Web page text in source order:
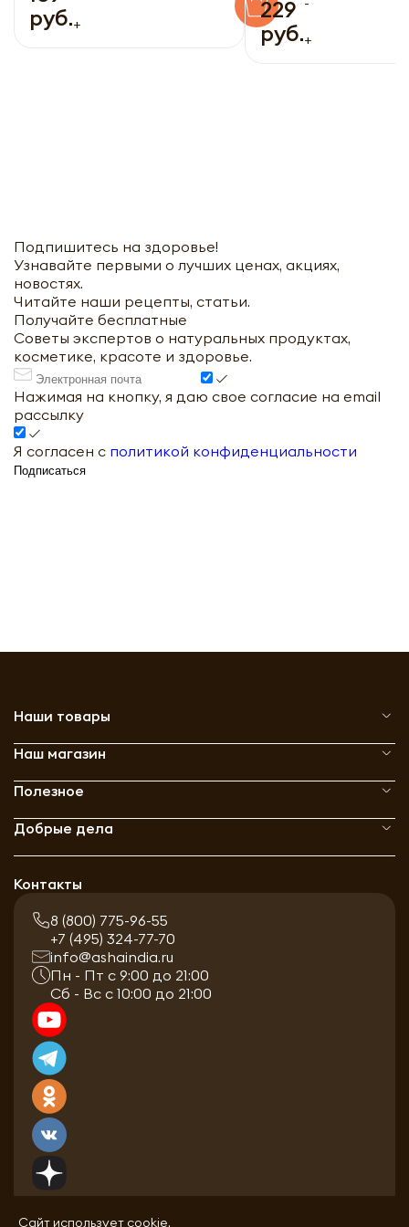
руб.+
229
руб.+
Подпишитесь на здоровье!
Узнавайте первыми о лучших ценах, акциях,
новостях.
Читайте наши рецепты, статьи.
Получайте бесплатные
Советы экспертов о натуральных продуктах,
косметике, красоте и здоровье.
Нажимая на кнопку, я даю свое согласие на email
рассылку
Я согласен с политикой конфиденциальности
Подписаться
Заполняя форму я даю свое согласие на email
рассылку
рассылку
Наши товары
Наш магазин
Полезное
Добрые дела
Контакты
8 (800) 775-96-55
+7 (495) 324-77-70
info@ashaindia.ru
Пн - Пт с 9:00 до 21:00
Сб - Вс с 10:00 до 21:00
Сайт использует cookie.